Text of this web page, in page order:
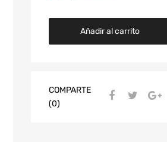
Añadir al carrito
COMPARTE
(0)